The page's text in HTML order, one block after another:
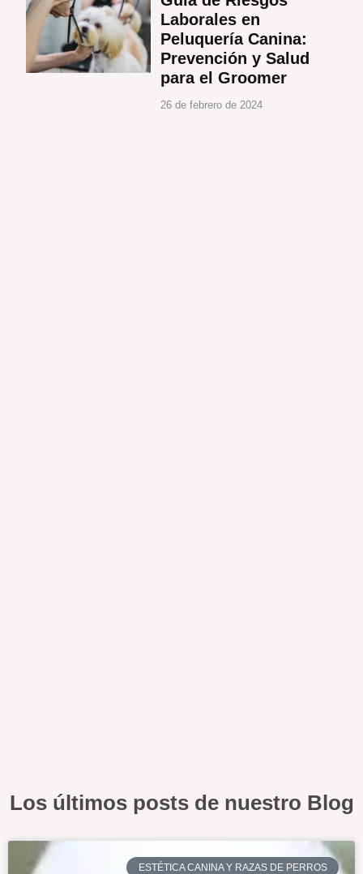
Laborales en
Peluquería Canina:
Prevención y Salud
para el Groomer
26 de febrero de 2024
Los últimos posts de nuestro Blog
ESTÉTICA CANINA Y RAZAS DE PERROS